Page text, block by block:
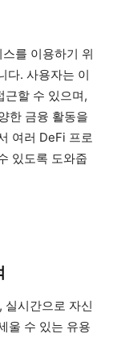
를 이용하기 위
다. 사용자는 이
근할 수 있으며,
한 금융 활동을
여러 DeFi 프로
있도록 도와줍
실시간으로 자신
울 수 있는 유용